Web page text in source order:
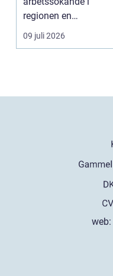
regionen en
strukturerad och
personlig vä...
09 juli 2026
web: